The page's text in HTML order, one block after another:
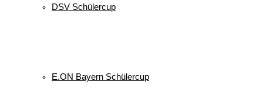
DSV Schülercup
E.ON Bayern Schülercup